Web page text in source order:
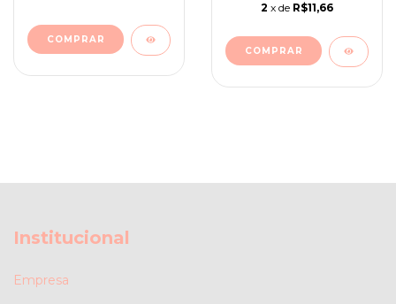
2 x de R$11,66
Institucional
Empresa